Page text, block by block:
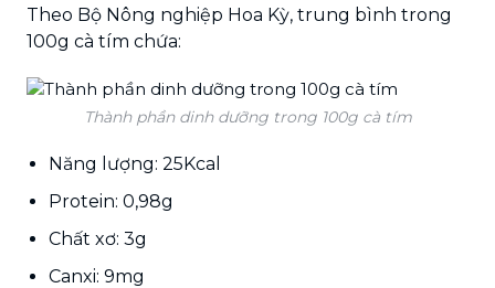
Theo Bộ Nông nghiệp Hoa Kỳ, trung bình trong
100g cà tím chứa:
Thành phần dinh dưỡng trong 100g cà tím
Năng lượng: 25Kcal
Protein: 0,98g
Chất xơ: 3g
Canxi: 9mg